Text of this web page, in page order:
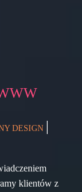
DESIGN |
klientów z